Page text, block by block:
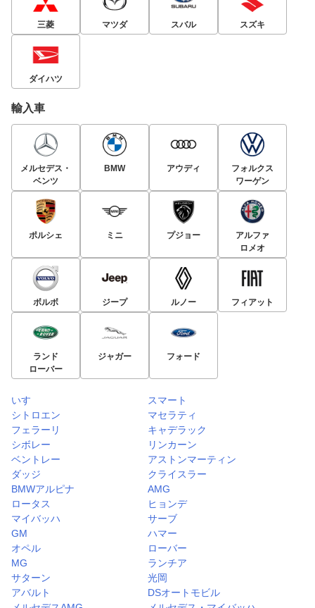
三菱 マツダ スバル スズキ
ダイハツ
輸入車
メルセデス・
ベンツ
BMW アウディ
フォルクス
ワーゲン
ポルシェ ミニ プジョー
アルファ
ロメオ
ボルボ ジープ ルノー フィアット
ランド
ローバー
ジャガー フォード
いすゞ
スマート
シトロエン
マセラティ
フェラーリ
キャデラック
シボレー
リンカーン
ベントレー
アストンマーティン
ダッジ
クライスラー
BMWアルピナ
AMG
ロータス
ヒョンデ
マイバッハ
サーブ
GM
ハマー
オペル
ローバー
MG
ランチア
サターン
光岡
アバルト
DSオートモビル